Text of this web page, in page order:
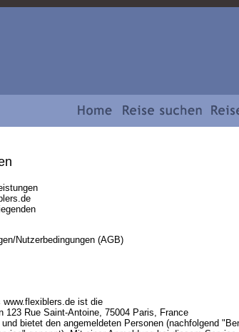
Nutzerbedingungen (AGB)
www.flexiblers.de ist die
123 Rue Saint-Antoine, 75004 Paris, France
bietet den angemeldeten Personen (nachfolgend